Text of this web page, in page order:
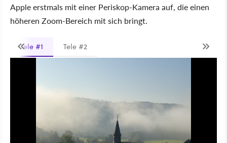
Apple erstmals mit einer Periskop-Kamera auf, die einen
höheren Zoom-Bereich mit sich bringt.
Tele #1 Tele #2